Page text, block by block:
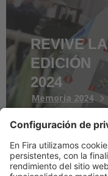
REVIVE LA
EDICIÓN
2024
Memoria 2024
Galería de
imágenes